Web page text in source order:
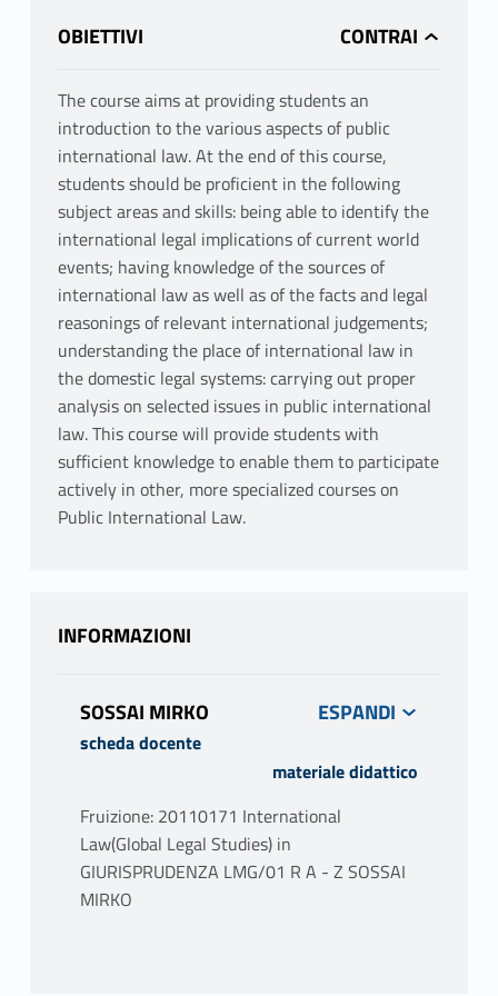
OBIETTIVI
The course aims at providing students an
introduction to the various aspects of public
international law. At the end of this course,
students should be proficient in the following
subject areas and skills: being able to identify the
international legal implications of current world
events; having knowledge of the sources of
international law as well as of the facts and legal
reasonings of relevant international judgements;
understanding the place of international law in
the domestic legal systems: carrying out proper
analysis on selected issues in public international
law. This course will provide students with
sufficient knowledge to enable them to participate
actively in other, more specialized courses on
Public International Law.
INFORMAZIONI
SOSSAI MIRKO
scheda docente
materiale didattico
Fruizione: 20110171 International
Law(Global Legal Studies) in
GIURISPRUDENZA LMG/01 R A - Z SOSSAI
MIRKO